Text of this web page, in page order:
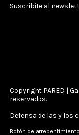
Suscribite al
Copyright PARED |
reservados.
Defensa de las y los
Botón de arrepentimiento